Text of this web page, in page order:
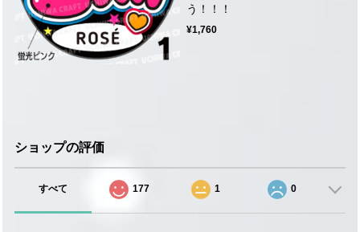
う！！！
¥1,760
ショップの評価
すべて 177 1 0